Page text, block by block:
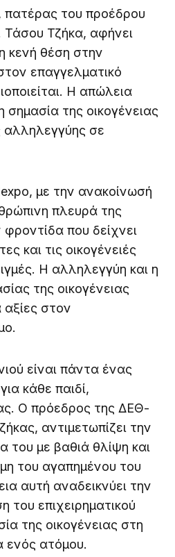
πατέρας του προέδρου
Τζήκα, αφήνει
κενή θέση στην
επαγγελματικό
Η απώλεια
σημασία της οικογένειας
αλληλεγγύης σε
με την ανακοίνωσή
πλευρά της
φροντίδα που δείχνει
και τις οικογένειές
Η αλληλεγγύη και η
της οικογένειας
στον
είναι πάντα ένας
κάθε παιδί,
Ο πρόεδρος της ΔΕΘ-
αντιμετωπίζει την
του με βαθιά θλίψη και
του αγαπημένου του
αυτή αναδεικνύει την
του επιχειρηματικού
της οικογένειας στη
ενός ατόμου.